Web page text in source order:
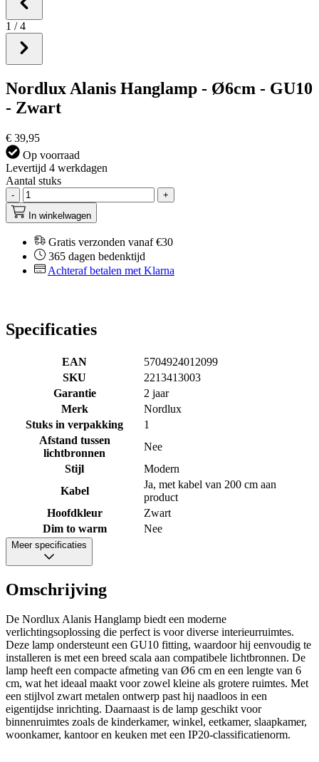
1 / 4
Nordlux Alanis Hanglamp - Ø6cm - GU10
- Zwart
€ 39,95
Op voorraad
Levertijd 4 werkdagen
Aantal stuks
-
+
In winkelwagen
Gratis verzonden vanaf €30
365 dagen bedenktijd
Achteraf betalen met Klarna
Specificaties
EAN
5704924012099
SKU
2213413003
Garantie
2 jaar
Merk
Nordlux
Stuks in verpakking
1
Afstand tussen
lichtbronnen
Nee
Stijl
Modern
Kabel
Ja, met kabel van 200 cm aan
product
Hoofdkleur
Zwart
Dim to warm
Nee
Meer specificaties
Omschrijving
De Nordlux Alanis Hanglamp biedt een moderne
verlichtingsoplossing die perfect is voor diverse interieurruimtes.
Deze lamp ondersteunt een GU10 fitting, waardoor hij eenvoudig te
installeren is met een breed scala aan compatibele lichtbronnen. De
lamp heeft een compacte afmeting van Ø6 cm en een lengte van 6
cm, wat het ideaal maakt voor zowel kleine als grotere ruimtes. Met
een stijlvol zwart metalen ontwerp past hij naadloos in een
eigentijdse inrichting. Daarnaast is de lamp geschikt voor
binnenruimtes zoals de kinderkamer, winkel, eetkamer, slaapkamer,
woonkamer, kantoor en keuken met een IP20-classificatienorm.